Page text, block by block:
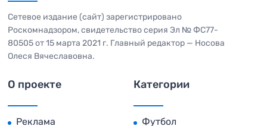
Сетевое издание (сайт) зарегистрировано
Роскомнадзором, свидетельство серия Эл № ФС77-
80505 от 15 марта 2021 г. Главный редактор — Носова
Олеся Вячеславовна.
О проекте
Реклама
Категории
Футбол